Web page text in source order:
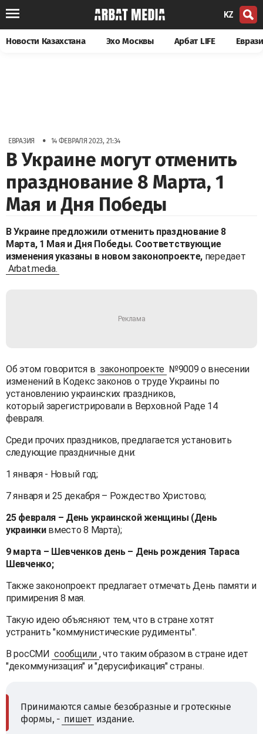
KZ
Новости Казахстана Эхо Москвы Арбат LIFE
ЕВРАЗИЯ • 14 ФЕВРАЛЯ 2023, 21:34
В Украине могут отменить
празднование 8 Марта, 1
Мая и Дня Победы
В Украине предложили отменить празднование 8
Марта, 1 Мая и Дня Победы. Соответствующие
изменения указаны в новом законопроекте, передает
Arbat.media.
Об этом говорится в законопроекте №9009 о внесении
изменений в Кодекс законов о труде Украины по
установлению украинских праздников,
который зарегистрировали в Верховной Раде 14
февраля.
Среди прочих праздников, предлагается установить
следующие праздничные дни:
1 января - Новый год;
7 января и 25 декабря – Рождество Христово;
25 февраля – День украинской женщины (День
украинки вместо 8 Марта);
9 марта – Шевченков день – День рождения Тараса
Шевченко;
Также законопроект предлагает отмечать День памяти и
примирения 8 мая.
Такую идею объясняют тем, что в стране хотят
устранить "коммунистические рудименты".
В росСМИ сообщили , что таким образом в стране идет
"декоммунизация" и "дерусификация" страны.
Принимаются самые безобразные и гротескные
формы, - пишет издание.